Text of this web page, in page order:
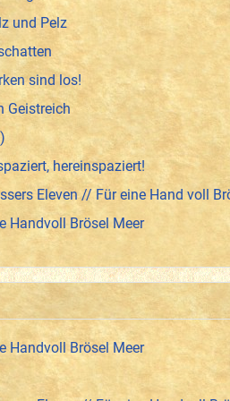
und Pelz
sind los!
Geistreich
hereinspaziert!
Eleven // Für eine Hand voll
Handvoll Brösel Meer
Handvoll Brösel Meer